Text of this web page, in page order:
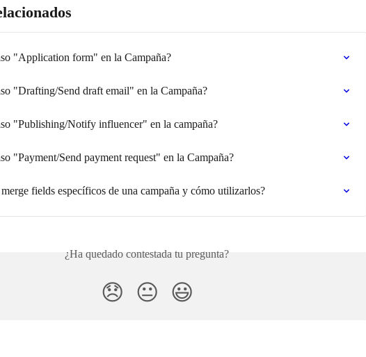
"Application form" en la Campaña?
"Drafting/Send draft email" en la Campaña?
"Publishing/Notify influencer" en la campaña?
"Payment/Send payment request" en la Campaña?
fields específicos de una campaña y cómo utilizarlos?
¿Ha quedado contestada tu pregunta?
😞 😐 😃